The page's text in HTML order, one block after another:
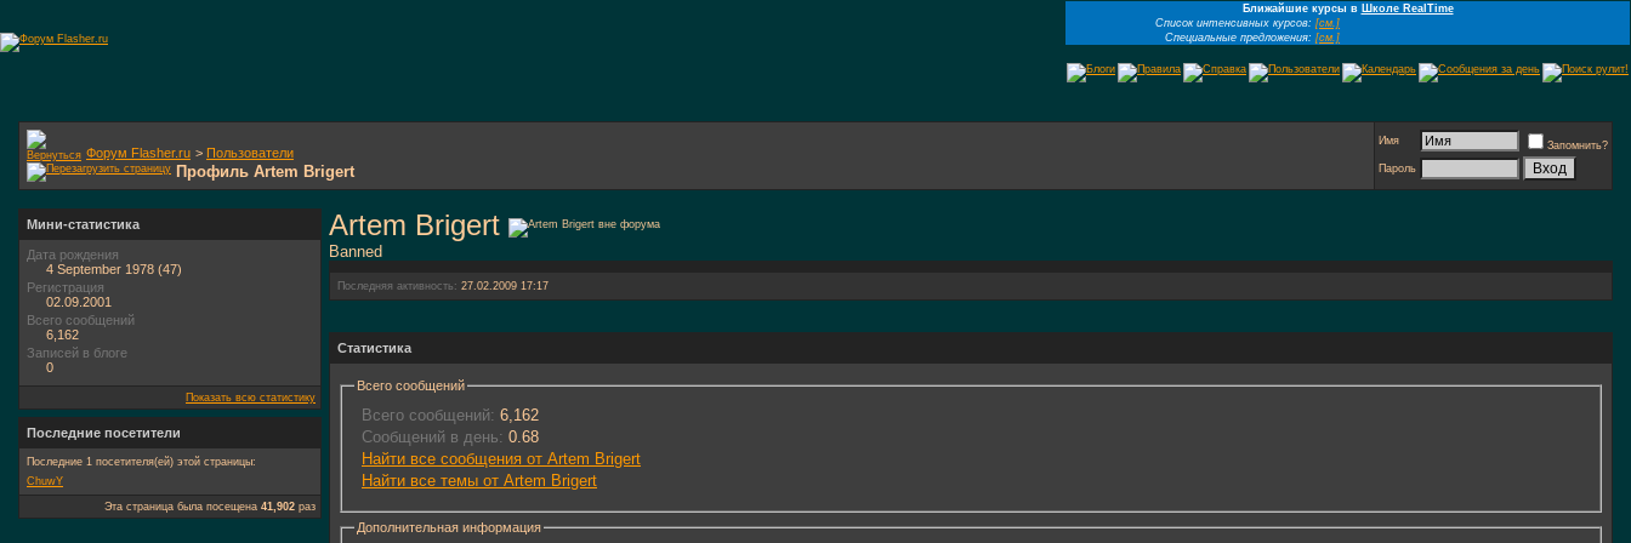
Ближайшие курсы в Школе RealTime
Список интенсивных курсов: [см.]
Специальные предложения: [см.]
Форум Flasher.ru > Пользователи
Профиль Artem Brigert
Имя
Запомнить?
Пароль
Artem Brigert
Banned
Последняя активность: 27.02.2009 17:17
Статистика
Всего сообщений
Всего сообщений: 6,162
Сообщений в день: 0.68
Найти все сообщения от Artem Brigert
Найти все темы от Artem Brigert
Дополнительная информация
Мини-статистика
Дата рождения
4 September 1978 (47)
Регистрация
02.09.2001
Всего сообщений
6,162
Записей в блоге
0
Показать всю статистику
Последние посетители
Последние 1 посетителя(ей) этой страницы:
ChuwY
Эта страница была посещена 41,902 раз